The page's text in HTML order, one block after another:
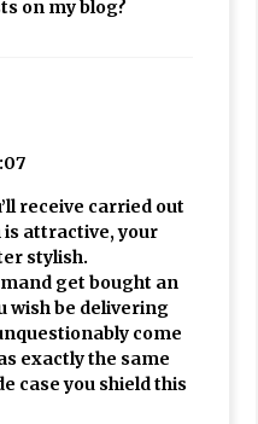
on my blog?
receive carried out
is attractive, your
stylish.
get bought an
wish be delivering
come
exactly the same
case you shield this